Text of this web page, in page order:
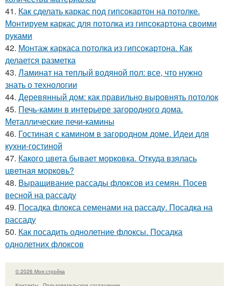
41. Как сделать каркас под гипсокартон на потолке.
Монтируем каркас для потолка из гипсокартона своими
руками
42. Монтаж каркаса потолка из гипсокартона. Как
делается разметка
43. Ламинат на теплый водяной пол: все, что нужно
знать о технологии
44. Деревянный дом: как правильно выровнять потолок
45. Печь-камин в интерьере загородного дома.
Металлические печи-камины
46. Гостиная с камином в загородном доме. Идеи для
кухни-гостиной
47. Какого цвета бывает морковка. Откуда взялась
цветная морковь?
48. Выращивание рассады флоксов из семян. Посев
весной на рассаду
49. Посадка флокса семенами на рассаду. Посадка на
рассаду
50. Как посадить однолетние флоксы. Посадка
однолетних флоксов
© 2026 Моя стройка